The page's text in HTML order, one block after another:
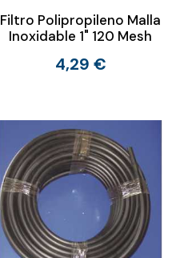
Filtro Polipropileno Malla
Inoxidable 1" 120 Mesh
4,29 €